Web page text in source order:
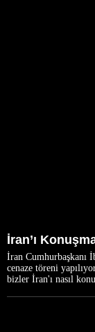
İran’ı
İran Cumhurbaşkanı
cenaze töreni
bizler İran'ı nasıl